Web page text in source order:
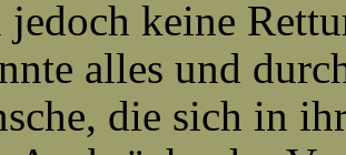
jedoch keine
alles und
die sich in